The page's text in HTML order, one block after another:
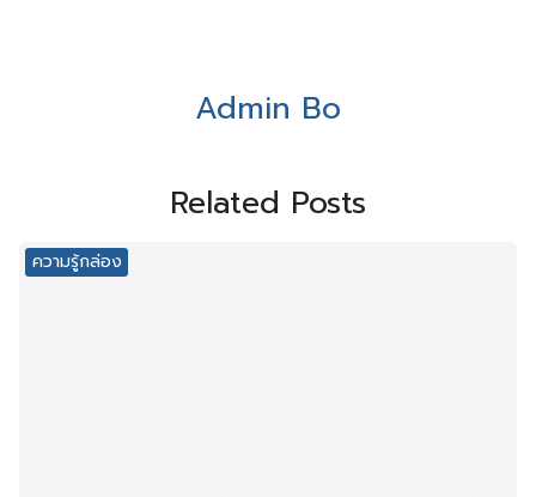
Admin Bo
Related Posts
ความรู้กล่อง